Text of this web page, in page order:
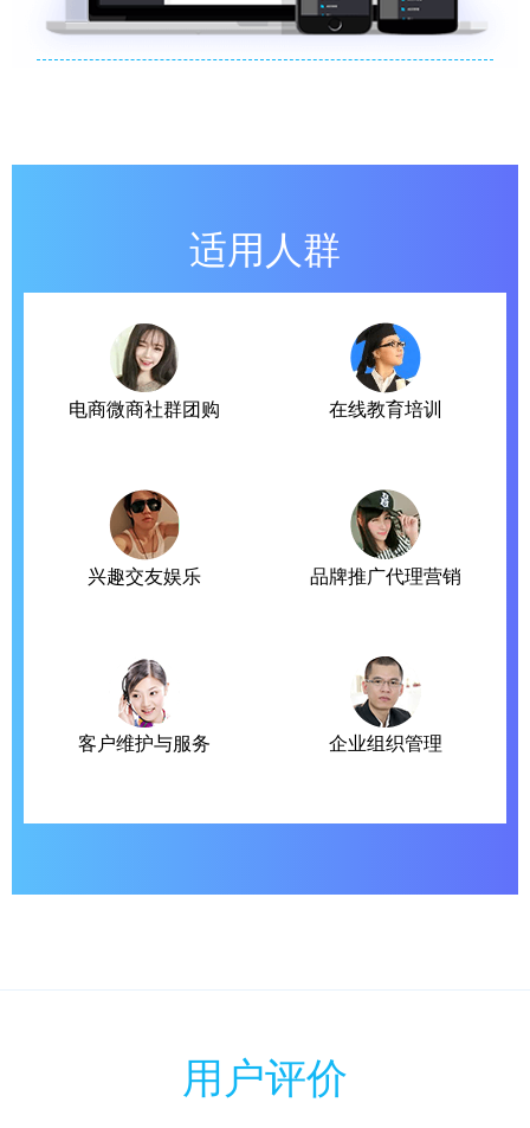
适用人群
电商微商社群团购 在线教育培训
兴趣交友娱乐 品牌推广代理营销
客户维护与服务 企业组织管理
用户评价